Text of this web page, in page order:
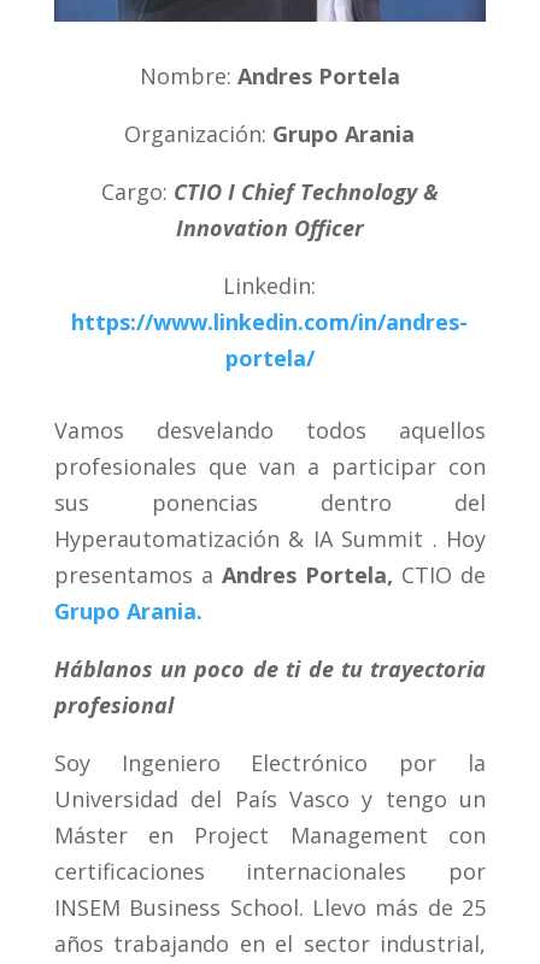
Nombre: Andres Portela
Organización: Grupo Arania
Cargo: CTIOI Chief Technology &
Innovation Officer
Linkedin:
https://www.linkedin.com/in/andres-
portela/
Vamos desvelando todos aquellos
profesionales que van a participar con
sus ponencias dentro del
Hyperautomatización & IA Summit . Hoy
presentamos a Andres Portela, CTIO de
Grupo Arania.
Háblanos un poco de ti de tu trayectoria
profesional
Soy Ingeniero Electrónico por la
Universidad del País Vasco y tengo un
Máster en Project Management con
certificaciones internacionales por
INSEM Business School. Llevo más de 25
años trabajando en el sector industrial,